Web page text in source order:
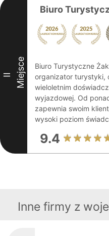
II Miejsce
Biuro
Biuro Turystyczne
organizator turystyki,
wieloletnim
wyjazdowej. Od
zapewnia swoim
wysoki poziom
9.4
Inne firmy z